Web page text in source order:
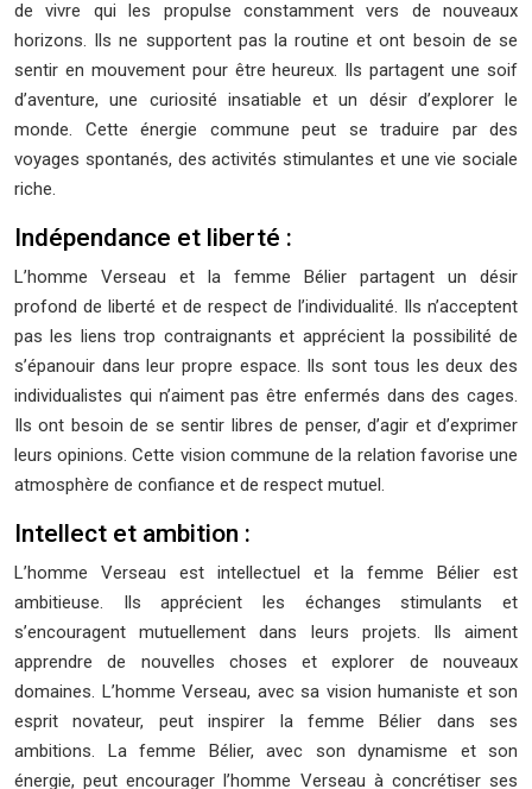
de vivre qui les propulse constamment vers de nouveaux
horizons. Ils ne supportent pas la routine et ont besoin de se
sentir en mouvement pour être heureux. Ils partagent une soif
d’aventure, une curiosité insatiable et un désir d’explorer le
monde. Cette énergie commune peut se traduire par des
voyages spontanés, des activités stimulantes et une vie sociale
riche.
Indépendance et liberté :
L’homme Verseau et la femme Bélier partagent un désir
profond de liberté et de respect de l’individualité. Ils n’acceptent
pas les liens trop contraignants et apprécient la possibilité de
s’épanouir dans leur propre espace. Ils sont tous les deux des
individualistes qui n’aiment pas être enfermés dans des cages.
Ils ont besoin de se sentir libres de penser, d’agir et d’exprimer
leurs opinions. Cette vision commune de la relation favorise une
atmosphère de confiance et de respect mutuel.
Intellect et ambition :
L’homme Verseau est intellectuel et la femme Bélier est
ambitieuse. Ils apprécient les échanges stimulants et
s’encouragent mutuellement dans leurs projets. Ils aiment
apprendre de nouvelles choses et explorer de nouveaux
domaines. L’homme Verseau, avec sa vision humaniste et son
esprit novateur, peut inspirer la femme Bélier dans ses
ambitions. La femme Bélier, avec son dynamisme et son
énergie, peut encourager l’homme Verseau à concrétiser ses